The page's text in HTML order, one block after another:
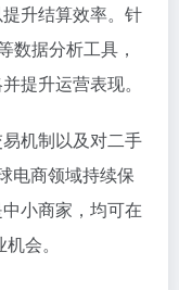
升结算效率。针
数据分析工具，
提升运营表现。
机制以及对二手
电商领域持续保
小商家，均可在
会。